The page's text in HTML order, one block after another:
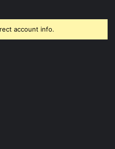
account info.